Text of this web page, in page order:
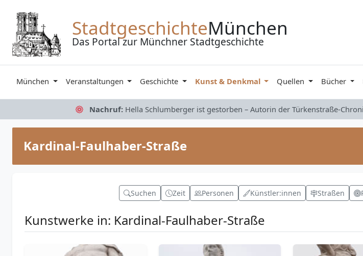
StadtgeschichteMünchen
Das Portal zur Münchner Stadtgeschichte
München Veranstaltungen Geschichte Kunst & Denkmal Quellen Bücher
Nachruf: Hella Schlumberger ist gestorben – Autorin der Türkenstraße-
Kardinal-Faulhaber-Straße
Suchen Zeit Personen Künstler:innen Straßen
Kunstwerke in: Kardinal-Faulhaber-Straße